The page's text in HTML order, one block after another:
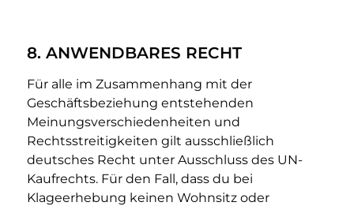
8. ANWENDBARES RECHT
Für alle im Zusammenhang mit der
Geschäftsbeziehung entstehenden
Meinungsverschiedenheiten und
Rechtsstreitigkeiten gilt ausschließlich
deutsches Recht unter Ausschluss des UN-
Kaufrechts. Für den Fall, dass du bei
Klageerhebung keinen Wohnsitz oder